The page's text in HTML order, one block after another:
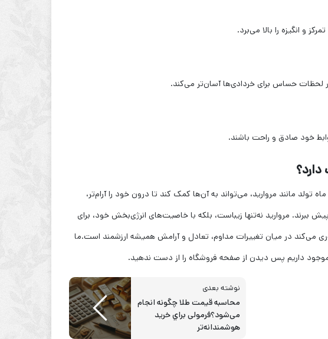
و انگیزه را بالا می‌برد.
لحظات حساس برای خردادی‌ها آسان‌تر می‌کند.
خود صادق و راحت باشند.
مانند مروارید، می‌تواند به آن‌ها کمک کند تا درون خود را آرام‌تر،
ببرند. مروارید نه‌تنها زیباست، بلکه با خاصیت‌های انرژی‌بخش خود، برای
می‌کند در میان تغییرات مداوم، تعادل و آرامش همیشه ارزشمند است.ما
داريم پس ديدن از صفحه فروشگاه را از دست ندهيد.
نوشته بعدی
محاسبه قیمت طلا چگونه انجام
می‌شود؟فرمولی براي خرید
هوشمندانه‌تر